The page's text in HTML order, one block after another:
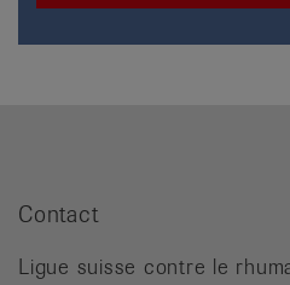
Contact
Ligue suisse contre le